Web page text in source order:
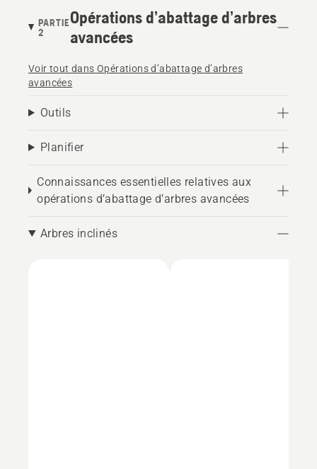
PARTIE
2
Opérations d’abattage d’arbres
avancées
Voir tout dans Opérations d’abattage d’arbres
avancées
Outils
Planifier
Connaissances essentielles relatives aux
opérations d’abattage d’arbres avancées
Arbres inclinés